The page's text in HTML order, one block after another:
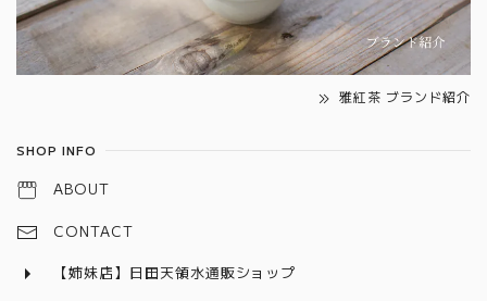
雅紅茶 ブランド紹介
SHOP INFO
ABOUT
CONTACT
【姉妹店】日田天領水通販ショップ